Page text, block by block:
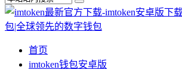
首页
imtoken钱包安卓版